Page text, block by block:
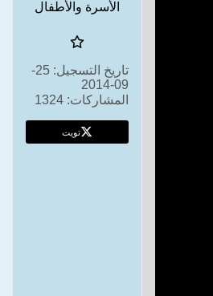
الأسرة والأطفال
تاريخ التسجيل:
25-
09-2014
المشاركات: 1324
تويت